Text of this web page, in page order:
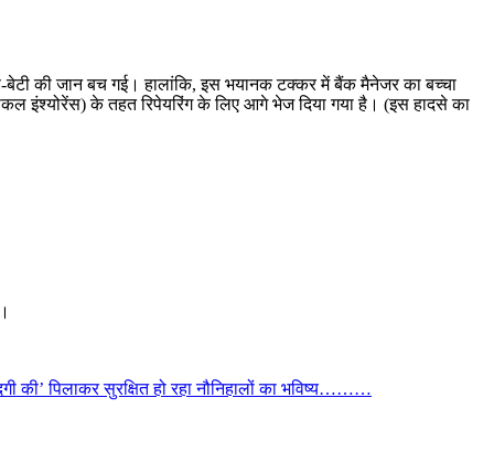
बेटी की जान बच गई। हालांकि, इस भयानक टक्कर में बैंक मैनेजर का बच्चा
इंश्योरेंस) के तहत रिपेयरिंग के लिए आगे भेज दिया गया है। (इस हादसे का
पिलाकर सुरक्षित हो रहा नौनिहालों का भविष्य………